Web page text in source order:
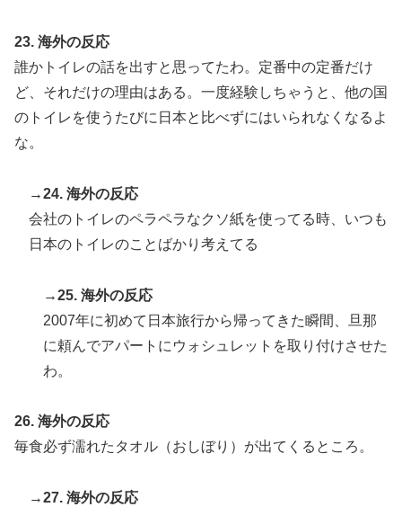
23. 海外の反応
誰かトイレの話を出すと思ってたわ。定番中の定番だけ
ど、それだけの理由はある。一度経験しちゃうと、他の国
のトイレを使うたびに日本と比べずにはいられなくなるよ
な。
→24. 海外の反応
会社のトイレのペラペラなクソ紙を使ってる時、いつも
日本のトイレのことばかり考えてる
→25. 海外の反応
2007年に初めて日本旅行から帰ってきた瞬間、旦那
に頼んでアパートにウォシュレットを取り付けさせた
わ。
26. 海外の反応
毎食必ず濡れたタオル（おしぼり）が出てくるところ。
→27. 海外の反応